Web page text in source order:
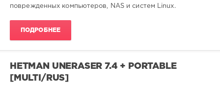
поврежденных компьютеров, NAS и систем Linux.
ПОДРОБНЕЕ
HETMAN UNERASER 7.4 + PORTABLE
[MULTI/RUS]